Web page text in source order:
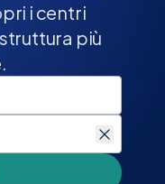
i centri
più